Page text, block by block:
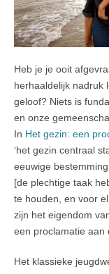
Heb je je ooit
herhaaldelijk nadruk
geloof? Niets is
en onze
In Het gezin: een
‘het gezin centraal
eeuwige
[de plechtige taak
te houden, en voor
zijn het eigendom
een proclamatie aan
Het klassieke